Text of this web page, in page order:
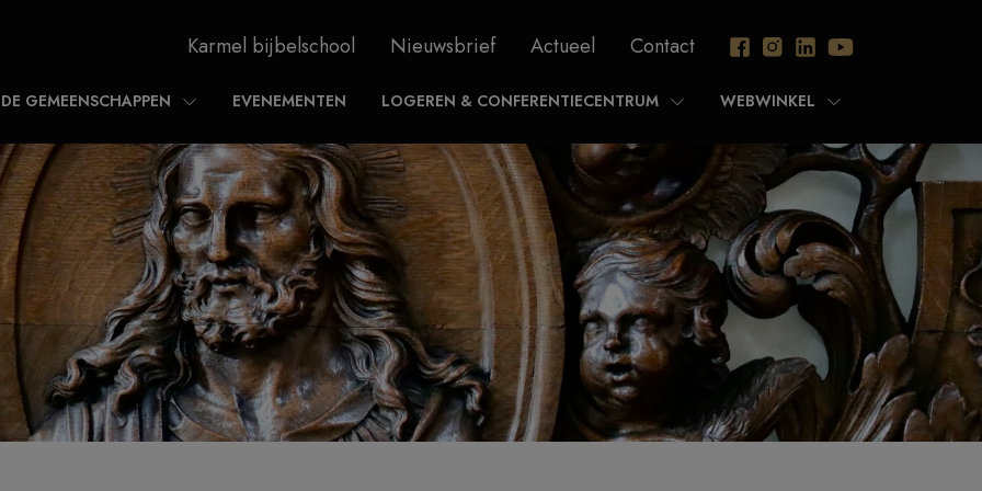
Karmel bijbelschool Nieuwsbrief Actueel Contact
DE GEMEENSCHAPPEN EVENEMENTEN LOGEREN & CONFERENTIECENTRUM WEBWINKEL